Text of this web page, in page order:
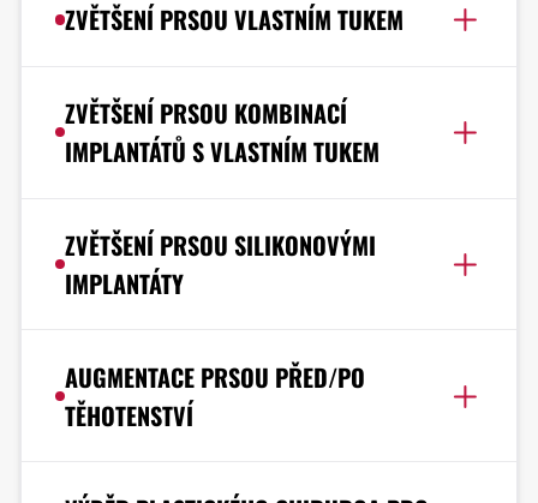
ZVĚTŠENÍ PRSOU VLASTNÍM TUKEM
ZVĚTŠENÍ PRSOU KOMBINACÍ
IMPLANTÁTŮ S VLASTNÍM TUKEM
ZVĚTŠENÍ PRSOU SILIKONOVÝMI
IMPLANTÁTY
AUGMENTACE PRSOU PŘED/PO
TĚHOTENSTVÍ